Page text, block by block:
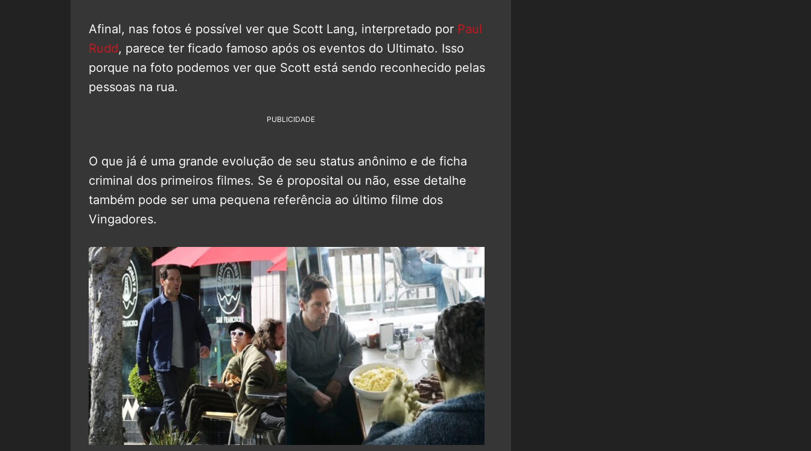
Afinal, nas fotos é possível ver que Scott Lang, interpretado por Paul
Rudd, parece ter ficado famoso após os eventos do Ultimato. Isso
porque na foto podemos ver que Scott está sendo reconhecido pelas
pessoas na rua.
PUBLICIDADE
O que já é uma grande evolução de seu status anônimo e de ficha
criminal dos primeiros filmes. Se é proposital ou não, esse detalhe
também pode ser uma pequena referência ao último filme dos
Vingadores.